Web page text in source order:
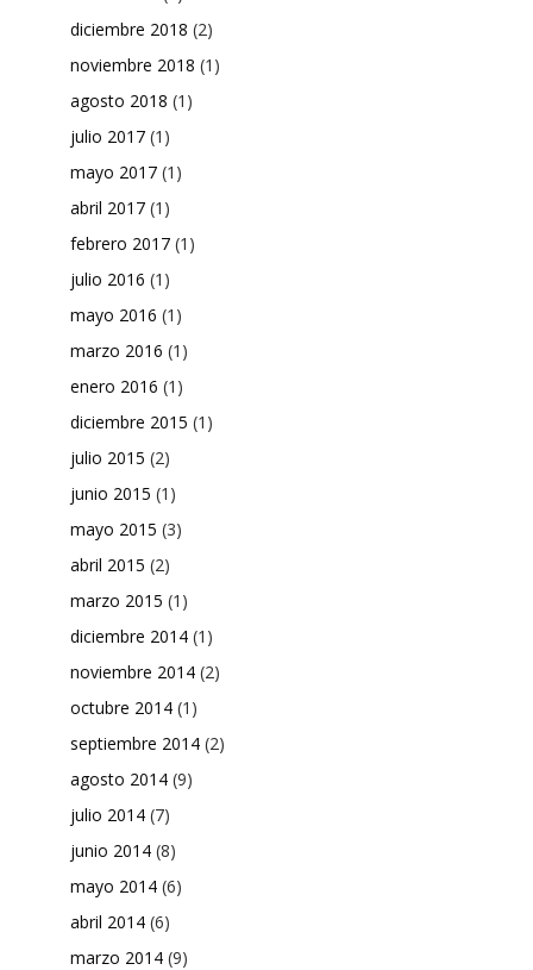
diciembre 2018 (2)
noviembre 2018 (1)
agosto 2018 (1)
julio 2017 (1)
mayo 2017 (1)
abril 2017 (1)
febrero 2017 (1)
julio 2016 (1)
mayo 2016 (1)
marzo 2016 (1)
enero 2016 (1)
diciembre 2015 (1)
julio 2015 (2)
junio 2015 (1)
mayo 2015 (3)
abril 2015 (2)
marzo 2015 (1)
diciembre 2014 (1)
noviembre 2014 (2)
octubre 2014 (1)
septiembre 2014 (2)
agosto 2014 (9)
julio 2014 (7)
junio 2014 (8)
mayo 2014 (6)
abril 2014 (6)
marzo 2014 (9)